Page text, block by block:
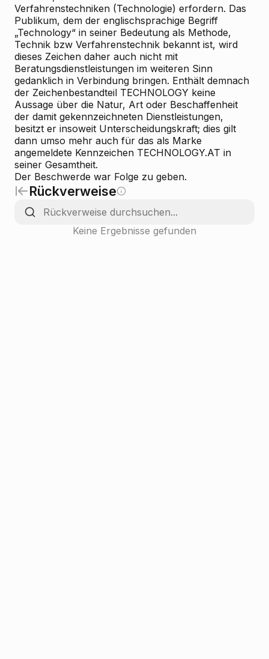
Verfahrenstechniken (Technologie) erfordern. Das
Publikum, dem der englischsprachige Begriff
„Technology“ in seiner Bedeutung als Methode,
Technik bzw Verfahrenstechnik bekannt ist, wird
dieses Zeichen daher auch nicht mit
Beratungsdienstleistungen im weiteren Sinn
gedanklich in Verbindung bringen. Enthält demnach
der Zeichenbestandteil TECHNOLOGY keine
Aussage über die Natur, Art oder Beschaffenheit
der damit gekennzeichneten Dienstleistungen,
besitzt er insoweit Unterscheidungskraft; dies gilt
dann umso mehr auch für das als Marke
angemeldete Kennzeichen TECHNOLOGY.AT in
seiner Gesamtheit.
Der Beschwerde war Folge zu geben.
Rückverweise
Keine Ergebnisse gefunden